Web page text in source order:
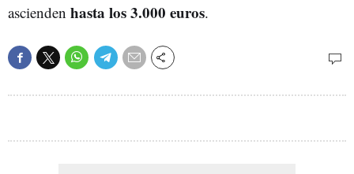
ascienden hasta los 3.000 euros.